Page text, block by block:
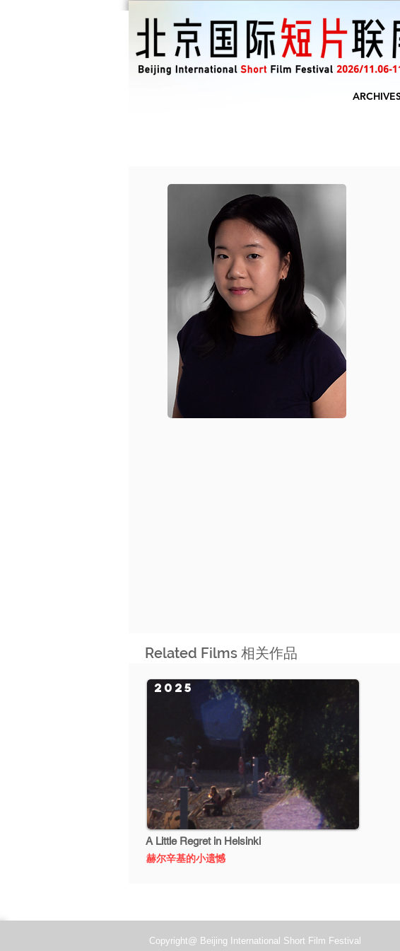
Related Films 相关作品
2025
A Little Regret in Helsinki
赫尔辛基的小遗憾
Copyright@ Beijing International Short Film Festival